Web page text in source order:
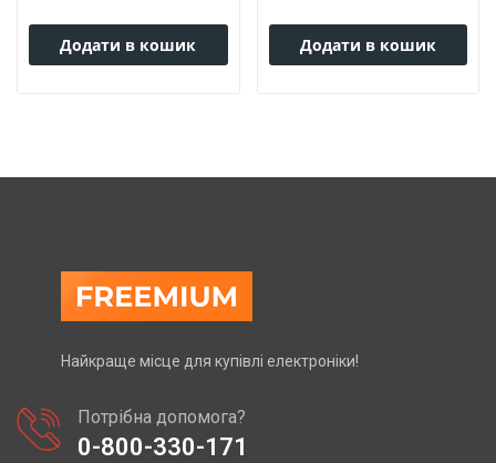
Додати в кошик Додати в кошик
Найкраще місце для купівлі електроніки!
Потрібна допомога?
0-800-330-171